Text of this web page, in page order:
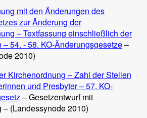
mit den Änderungen des
zur Änderung der
– Textfassung einschließlich der
54. - 58. KO-Änderungsgesetze–
2010)
Kirchenordnung – Zahl der Stellen
und Presbyter – 57. KO-
– Gesetzentwurf mit
– (Landessynode 2010)